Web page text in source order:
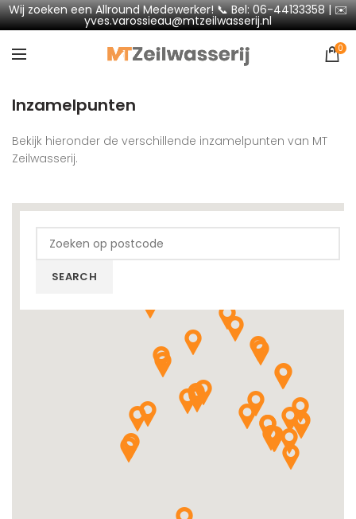
Wij zoeken een Allround Medewerker! 📞 Bel: 06-44133358 | ✉️
yves.varossieau@mtzeilwasserij.nl
0
Inzamelpunten
Bekijk hieronder de verschillende inzamelpunten van MT
Zeilwasserij.
SEARCH